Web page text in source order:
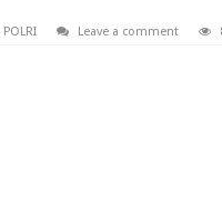
POLRI Leave a comment